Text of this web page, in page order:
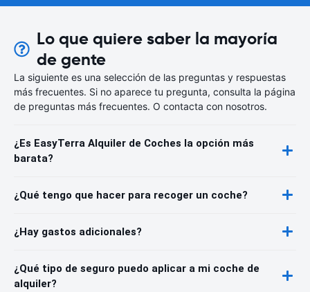
Lo que quiere saber la mayoría
de gente
La siguiente es una selección de las preguntas y respuestas
más frecuentes. Si no aparece tu pregunta, consulta la página
de preguntas más frecuentes. O contacta con nosotros.
¿Es EasyTerra Alquiler de Coches la opción más
barata?
¿Qué tengo que hacer para recoger un coche?
¿Hay gastos adicionales?
¿Qué tipo de seguro puedo aplicar a mi coche de
alquiler?